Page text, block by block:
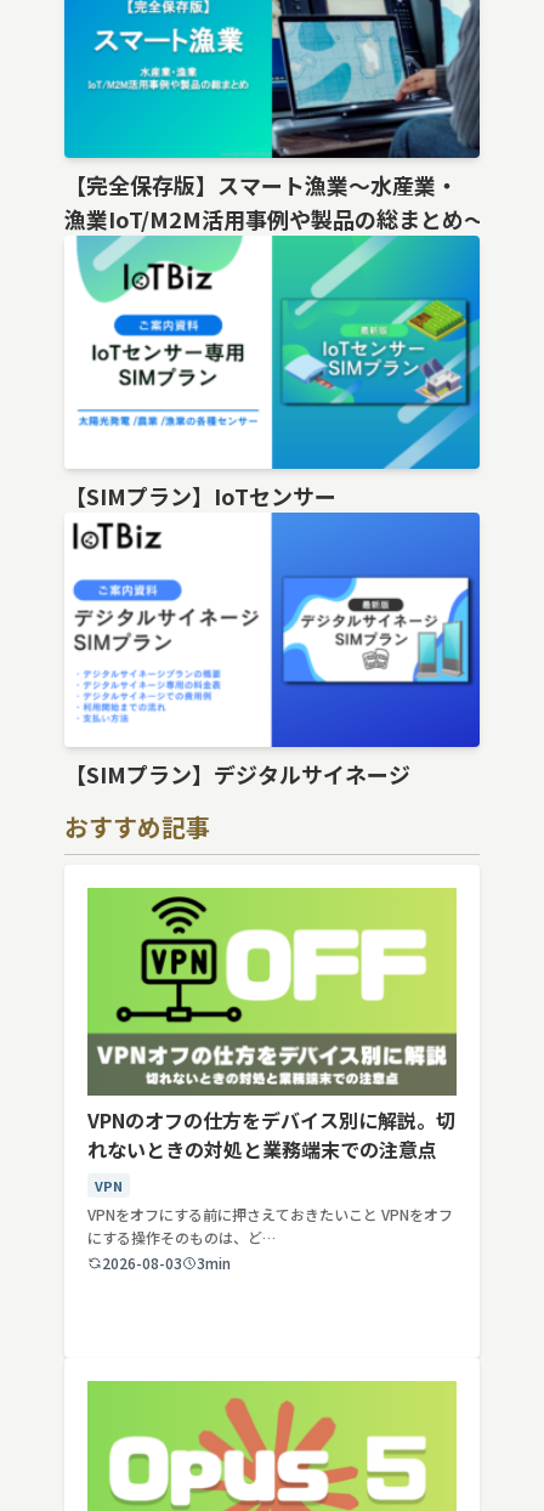
【完全保存版】スマート漁業〜水産業・
漁業IoT/M2M活用事例や製品の総まとめ〜
【SIMプラン】IoTセンサー
【SIMプラン】デジタルサイネージ
おすすめ記事
VPNのオフの仕方をデバイス別に解説。切
れないときの対処と業務端末での注意点
VPN
VPNをオフにする前に押さえておきたいこと VPNをオフ
にする操作そのものは、ど…
2026-08-03
3min